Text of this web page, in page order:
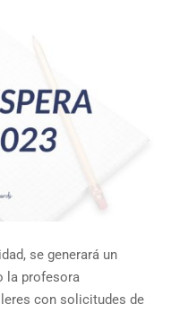
se generará un
la profesora
con solicitudes de